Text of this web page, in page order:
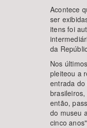
Acontece
ser
itens foi
da
Nos
pleiteou a
entrada
então,
do museu
cinco